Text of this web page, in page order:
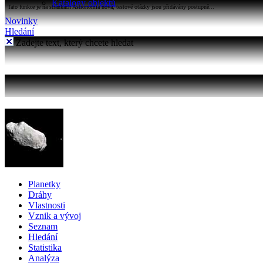
Katalogy objektů
Tato funkce je na stránkách Astronomia nová, testové otázky jsou přidávány postupně...
Novinky
Hledání
Zadejte text, který chcete hledat
Planetky
Dráhy
Vlastnosti
Vznik a vývoj
Seznam
Hledání
Statistika
Analýza